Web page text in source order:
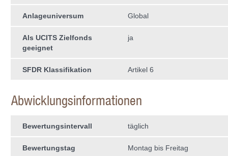
Anlageuniversum Global
Als UCITS Zielfonds
geeignet
ja
SFDR Klassifikation Artikel 6
Abwicklungsinformationen
Bewertungsintervall täglich
Bewertungstag Montag bis Freitag